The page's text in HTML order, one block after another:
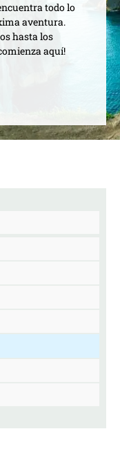
todo lo
aventura.
hasta los
aquí!